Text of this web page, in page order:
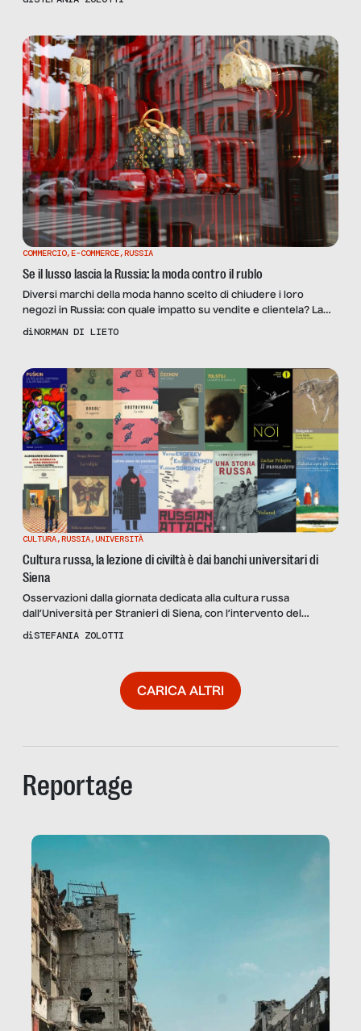
COMMERCIO,E-COMMERCE,RUSSIA
Se il lusso lascia la Russia: la moda contro il rublo
Diversi marchi della moda hanno scelto di chiudere i loro
negozi in Russia: con quale impatto su vendite e clientela? La
nostra analisi, dati alla mano.
diNORMAN DI LIETO
CULTURA,RUSSIA,UNIVERSITÀ
Cultura russa, la lezione di civiltà è dai banchi universitari di
Siena
Osservazioni dalla giornata dedicata alla cultura russa
dall’Università per Stranieri di Siena, con l’intervento del
rettore Tomaso Montanari e del professor Marco Sabbatini. Per
diSTEFANIA ZOLOTTI
CARICA ALTRI
Reportage